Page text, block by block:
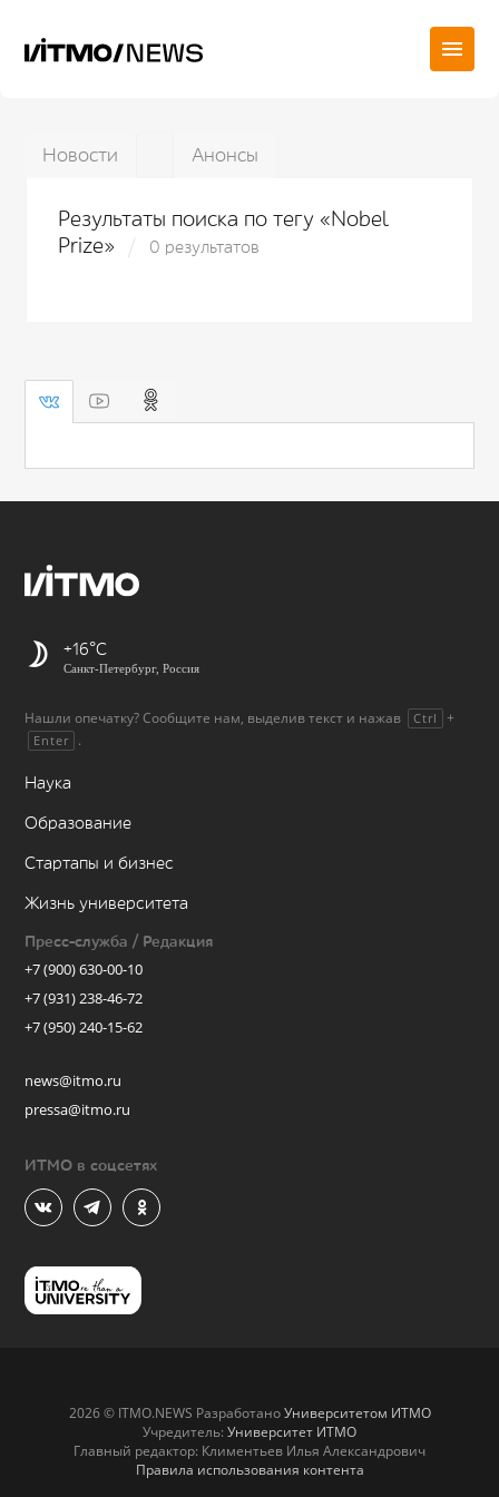
Новости Анонсы
Результаты поиска по тегу «Nobel
Prize»
0 результатов
+16
Санкт-Петербург, Россия
Нашли опечатку? Сообщите нам, выделив текст и нажав Ctrl +
Enter .
Наука
Образование
Стартапы и бизнес
Жизнь университета
Пресс-служба / Редакция
+7 (900) 630-00-10
+7 (931) 238-46-72
+7 (950) 240-15-62
news@itmo.ru
pressa@itmo.ru
ИТМО в соцсетях
2026 © ITMO.NEWS РазработаноУниверситетом ИТМО
Учредитель: Университет ИТМО
Главный редактор: Климентьев Илья Александрович
Правила использования контента